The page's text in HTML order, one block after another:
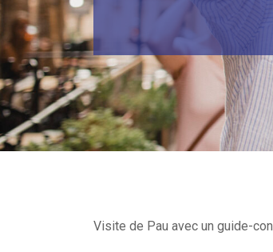
Visite de Pau avec un guide-